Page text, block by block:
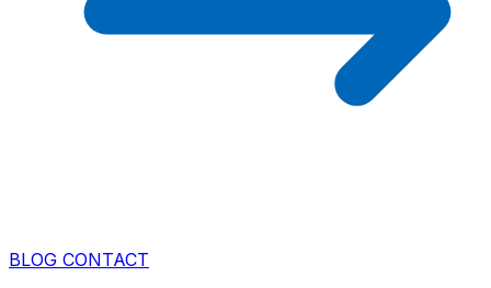
BLOG CONTACT